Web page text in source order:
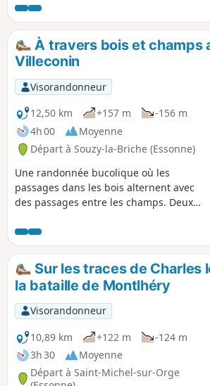
Les villages traversés sont magnifiques
architectural va crescendo vers un final
château de Courson (XVIIe siècle). Les
variés : chemins agricoles, chemins
petites routes goudronnées. La boucle est
réalisable sur une durée de deux heures
allures. Le parcours évite d'emprunter ou
traverser des axes routiers importants.
À travers bois et champs
Villeconin
Visorandonneur
12,50 km
+157 m
-156 m
4h 00
Moyenne
Départ à Souzy-la-Briche (Essonne)
Une randonnée bucolique où les
passages dans les bois alternent avec
des passages entre les champs. Deux
du moyen-âge en ruine se dévoilent au
détour des chemins.
Sur les traces de Charles
la bataille de Montlhéry
Visorandonneur
10,89 km
+122 m
-124 m
3h 30
Moyenne
Départ à Saint-Michel-sur-Orge